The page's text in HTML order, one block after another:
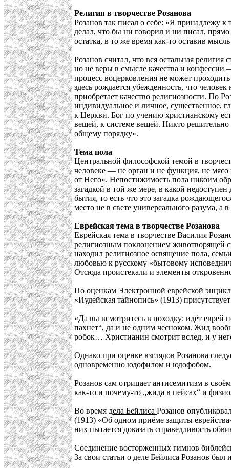
Религия в творчестве Розанова
Розанов так писал о себе: «Я принадлежу к
делал, что бы ни говорил и ни писал, прямо
остатка, в то же время как-то оставив
Розанов считал, что вся остальная
но не веры в смысле качества и конфессии
процесс воцерковления не может
здесь рождается убежденность, что
приобретает качество религиозности. По
индивидуальное и личное, существенное,
к Церкви. Бог по учению христианскому
вещей, к системе вещей. Никто решительно
общему порядку».
Тема пола
Центральной философской темой в
человеке — не орган и не функция, не
от Него». Непостижимость пола никоим
загадкой в той же мере, в какой
бытия, то есть что это загадка
место не в свете универсального разума,
Еврейская тема в творчестве Розанова
Еврейская тема в творчестве Василия
религиозным поклонением животворящей
находил религиозное освящение пола,
любовью к русскому «бытовому
Отсюда проистекали и элементы
По оценкам Электронной еврейской
«Иудейская тайнопись» (1913)
«Да вы всмотритесь в походку: идёт еврей
пахнет“, да и не одним чесноком. Жид
робок… Христианин смотрит вслед, и у
Однако при оценке взглядов Розанова
одновременно юдофилом и юдофобом.
Розанов сам отрицает антисемитизм в
как-то и почему-то „жида в пейсах“ и
Во время дела Бейлиса Розанов
(1913) «Об одном приёме защиты
них пытается доказать справедливость
Соединение восторженных гимнов
За свои статьи о деле Бейлиса Розанов